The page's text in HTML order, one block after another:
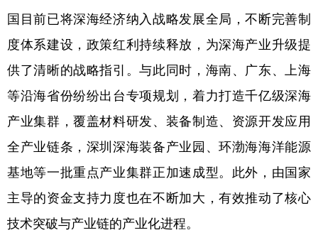
国目前已将深海经济纳入战略发展全局，不断完善制
度体系建设，政策红利持续释放，为深海产业升级提
供了清晰的战略指引。与此同时，海南、广东、上海
等沿海省份纷纷出台专项规划，着力打造千亿级深海
产业集群，覆盖材料研发、装备制造、资源开发应用
全产业链条，深圳深海装备产业园、环渤海海洋能源
基地等一批重点产业集群正加速成型。此外，由国家
主导的资金支持力度也在不断加大，有效推动了核心
技术突破与产业链的产业化进程。